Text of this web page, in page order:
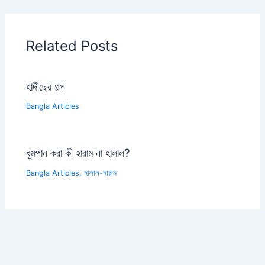
Related Posts
হাদীছের গল্প
Bangla Articles
ধূমপান করা কী হারাম না হালাল?
Bangla Articles,হালাল-হারাম